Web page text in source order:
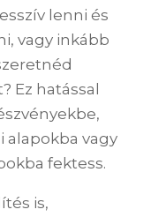
lenni és
vagy inkább
Ez hatással
alapokba vagy
fektess.
is,